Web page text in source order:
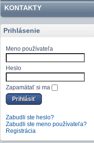
KONTAKTY
Prihlásenie
Meno používateľa
Heslo
Zapamätať si ma
Zabudli ste heslo?
Zabudli ste meno používateľa?
Registrácia